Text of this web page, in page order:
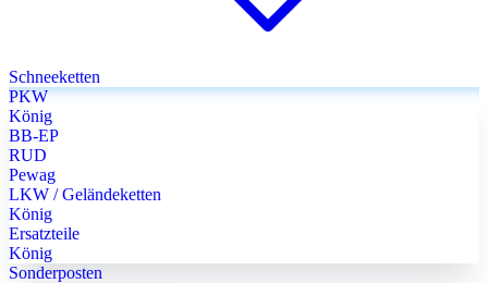
Schneeketten
PKW
König
BB-EP
RUD
Pewag
LKW / Geländeketten
König
Ersatzteile
König
Sonderposten